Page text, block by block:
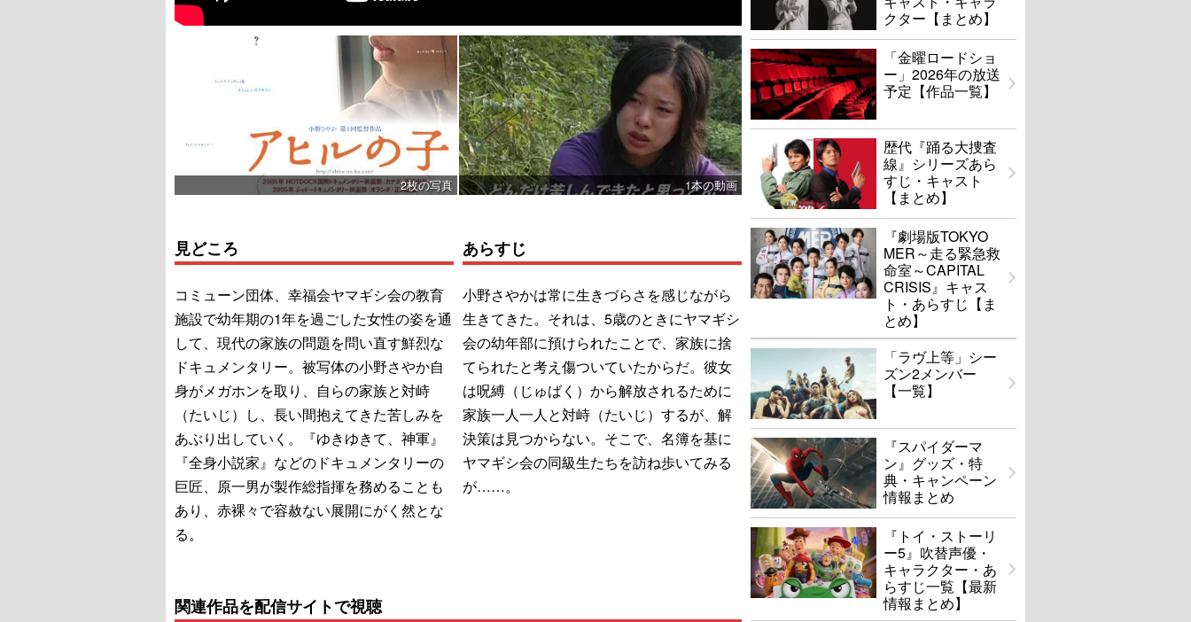
2枚の写真 1本の動画
見どころ
コミューン団体、幸福会ヤマギシ会の教育
施設で幼年期の1年を過ごした女性の姿を通
して、現代の家族の問題を問い直す鮮烈な
ドキュメンタリー。被写体の小野さやか自
身がメガホンを取り、自らの家族と対峙
（たいじ）し、長い間抱えてきた苦しみを
あぶり出していく。『ゆきゆきて、神軍』
『全身小説家』などのドキュメンタリーの
巨匠、原一男が製作総指揮を務めることも
あり、赤裸々で容赦ない展開にがく然とな
る。
あらすじ
小野さやかは常に生きづらさを感じながら
生きてきた。それは、5歳のときにヤマギシ
会の幼年部に預けられたことで、家族に捨
てられたと考え傷ついていたからだ。彼女
は呪縛（じゅばく）から解放されるために
家族一人一人と対峙（たいじ）するが、解
決策は見つからない。そこで、名簿を基に
ヤマギシ会の同級生たちを訪ね歩いてみる
が……。
関連作品を配信サイトで視聴
クター【まとめ】
「金曜ロードショ
ー」2026年の放送
予定【作品一覧】
歴代『踊る大捜査
線』シリーズあら
すじ・キャスト
【まとめ】
『劇場版TOKYO
MER～走る緊急救
命室～CAPITAL
CRISIS』キャス
ト・あらすじ【ま
とめ】
「ラヴ上等」シー
ズン2メンバー
【一覧】
『スパイダーマ
ン』グッズ・特
典・キャンペーン
情報まとめ
『トイ・ストーリ
ー5』吹替声優・
キャラクター・あ
らすじ一覧【最新
情報まとめ】